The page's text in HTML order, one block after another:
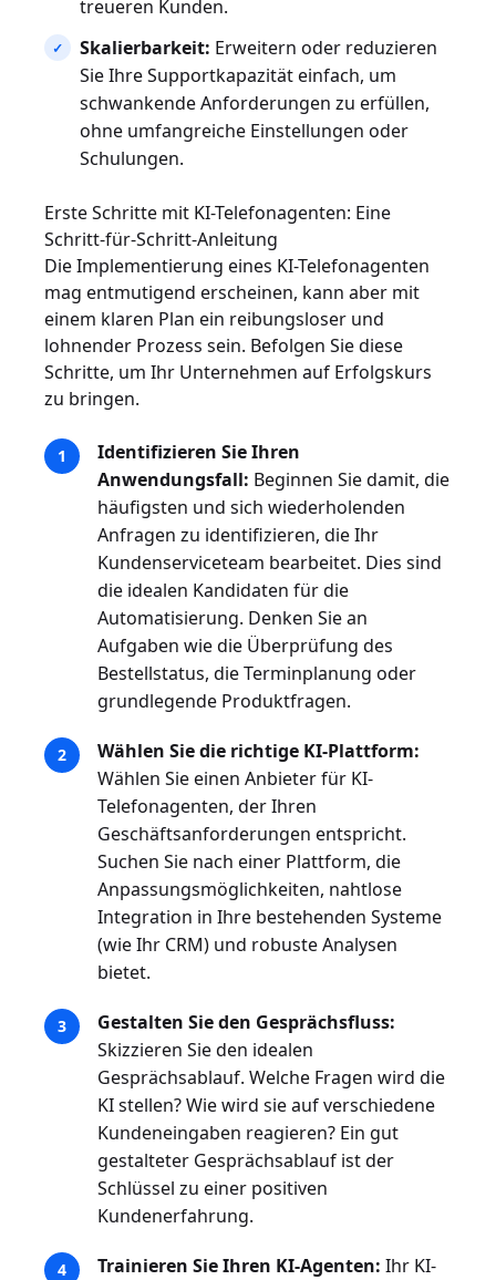
treueren Kunden.
Skalierbarkeit: Erweitern oder reduzieren
Sie Ihre Supportkapazität einfach, um
schwankende Anforderungen zu erfüllen,
ohne umfangreiche Einstellungen oder
Schulungen.
Erste Schritte mit KI-Telefonagenten: Eine
Schritt-für-Schritt-Anleitung
Die Implementierung eines KI-Telefonagenten
mag entmutigend erscheinen, kann aber mit
einem klaren Plan ein reibungsloser und
lohnender Prozess sein. Befolgen Sie diese
Schritte, um Ihr Unternehmen auf Erfolgskurs
zu bringen.
Identifizieren Sie Ihren
Anwendungsfall: Beginnen Sie damit, die
häufigsten und sich wiederholenden
Anfragen zu identifizieren, die Ihr
Kundenserviceteam bearbeitet. Dies sind
die idealen Kandidaten für die
Automatisierung. Denken Sie an
Aufgaben wie die Überprüfung des
Bestellstatus, die Terminplanung oder
grundlegende Produktfragen.
Wählen Sie die richtige KI-Plattform:
Wählen Sie einen Anbieter für KI-
Telefonagenten, der Ihren
Geschäftsanforderungen entspricht.
Suchen Sie nach einer Plattform, die
Anpassungsmöglichkeiten, nahtlose
Integration in Ihre bestehenden Systeme
(wie Ihr CRM) und robuste Analysen
bietet.
Gestalten Sie den Gesprächsfluss:
Skizzieren Sie den idealen
Gesprächsablauf. Welche Fragen wird die
KI stellen? Wie wird sie auf verschiedene
Kundeneingaben reagieren? Ein gut
gestalteter Gesprächsablauf ist der
Schlüssel zu einer positiven
Kundenerfahrung.
Trainieren Sie Ihren KI-Agenten: Ihr KI-